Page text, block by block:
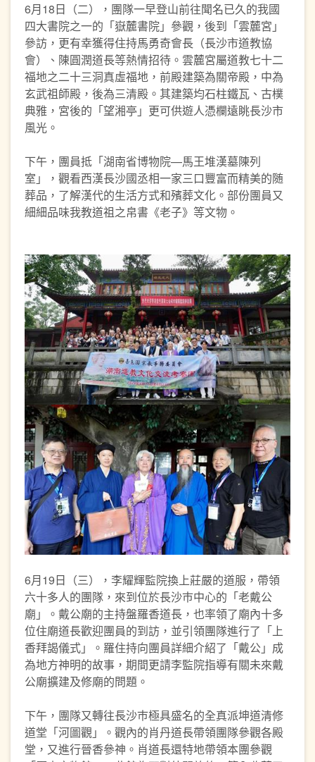
6月18日（二），團隊一早登山前往聞名已久的我國
四大書院之一的「嶽麓書院」參觀，後到「雲麓宮」
參訪，更有幸獲得住持馬勇奇會長（長沙市道教協
會）、陳圓潤道長等熱情招待。雲麓宮屬道教七十二
福地之二十三洞真虛福地，前殿建築為關帝殿，中為
玄武祖師殿，後為三清殿。其建築均石柱鐵瓦、古樸
典雅，宮後的「望湘亭」更可供遊人憑欄遠眺長沙市
風光。
下午，團員抵「湖南省博物院—馬王堆漢墓陳列
室」，觀看西漢長沙國丞相一家三口豐富而精美的随
葬品，了解漢代的生活方式和殯葬文化。部份團員又
細細品味我教道祖之帛書《老子》等文物。
6月19日（三），李耀輝監院換上莊嚴的道服，帶領
六十多人的團隊，來到位於長沙巿中心的「老戴公
廟」。戴公廟的主持盤羅香道長，也率領了廟內十多
位住廟道長歡迎團員的到訪，並引領團隊進行了「上
香拜謁儀式」。羅住持向團員詳細介紹了「戴公」成
為地方神明的故事，期間更請李監院指導有關未來戴
公廟擴建及修廟的問題。
下午，團隊又轉往長沙巿極具盛名的全真派坤道清修
道堂「河圖觀」。觀內的肖丹道長帶領團隊參觀各殿
堂，又進行晉香參神。肖道長還特地帶領本團參觀